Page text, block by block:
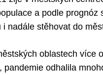
a podle prognóz
i nadále stěhovat do
oblastech více
pandemie odhalila